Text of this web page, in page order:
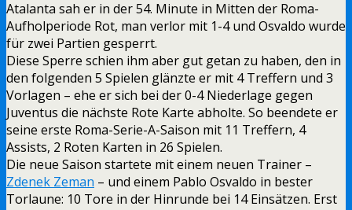
Atalanta sah er in der 54. Minute in Mitten der Roma-
Aufholperiode Rot, man verlor mit 1-4 und Osvaldo wurde
für zwei Partien gesperrt.
Diese Sperre schien ihm aber gut getan zu haben, den in
den folgenden 5 Spielen glänzte er mit 4 Treffern und 3
Vorlagen – ehe er sich bei der 0-4 Niederlage gegen
Juventus die nächste Rote Karte abholte. So beendete er
seine erste Roma-Serie-A-Saison mit 11 Treffern, 4
Assists, 2 Roten Karten in 26 Spielen.
Die neue Saison startete mit einem neuen Trainer –
Zdenek Zeman – und einem Pablo Osvaldo in bester
Torlaune: 10 Tore in der Hinrunde bei 14 Einsätzen. Erst